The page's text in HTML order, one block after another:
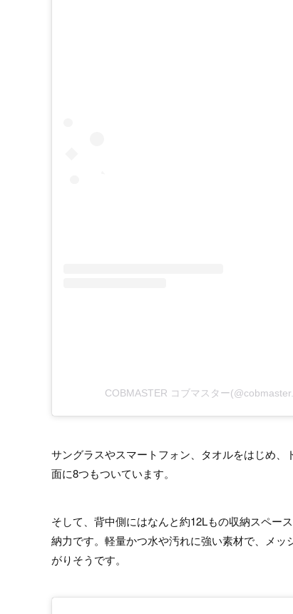
COBMASTER コブマスター
サングラスやスマートフォン、タオルをはじめ
面に8つもついています。
そして、背中側にはなんと約12Lもの収納スペー
納力です。軽量かつ水や汚れに強い素材で、メ
がりそうです。